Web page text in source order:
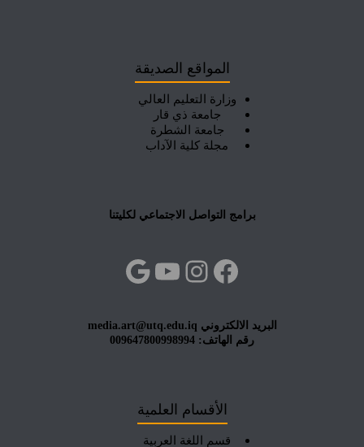
المواقع الصديقة
وزارة التعليم العالي
جامعة ذي قار
جامعة الشطرة
مجلة كلية الآداب
برامج التواصل الاجتماعي لكليتنا
فيسبوك
إنستجرام
يوتيوب
البريد الالكتروني media.art@utq.edu.iq
رقم الهاتف: 009647800998994
الأقسام العلمية
قسم اللغة العربية